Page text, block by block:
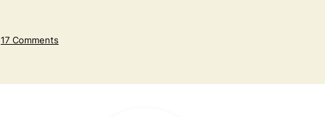
17 Comments